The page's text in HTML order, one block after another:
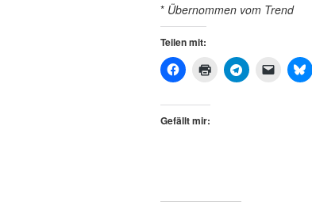
* Übernommen vom Trend
Teilen mit:
Gefällt mir: